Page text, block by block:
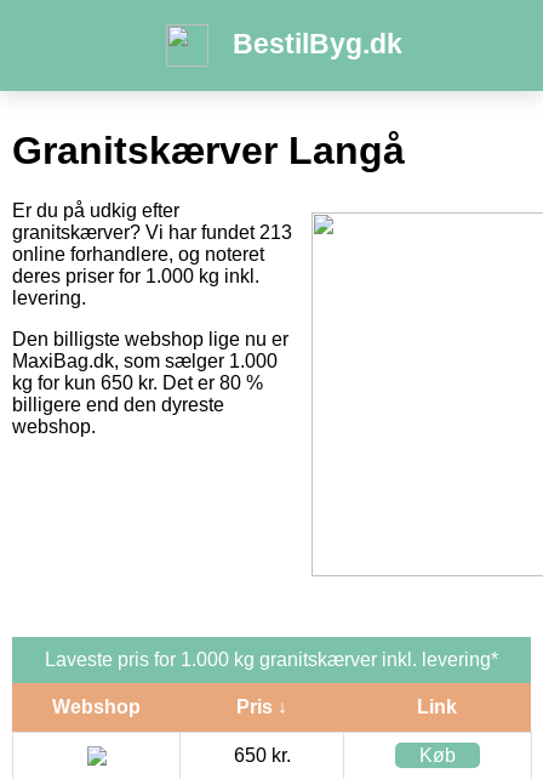
BestilByg.dk
Granitskærver Langå
Er du på udkig efter
granitskærver? Vi har fundet 213
online forhandlere, og noteret
deres priser for 1.000 kg inkl.
levering.
Den billigste webshop lige nu er
MaxiBag.dk, som sælger 1.000
kg for kun 650 kr. Det er 80 %
billigere end den dyreste
webshop.
Laveste pris for 1.000 kg granitskærver inkl. levering*
Webshop Pris ↓ Link
650 kr. Køb